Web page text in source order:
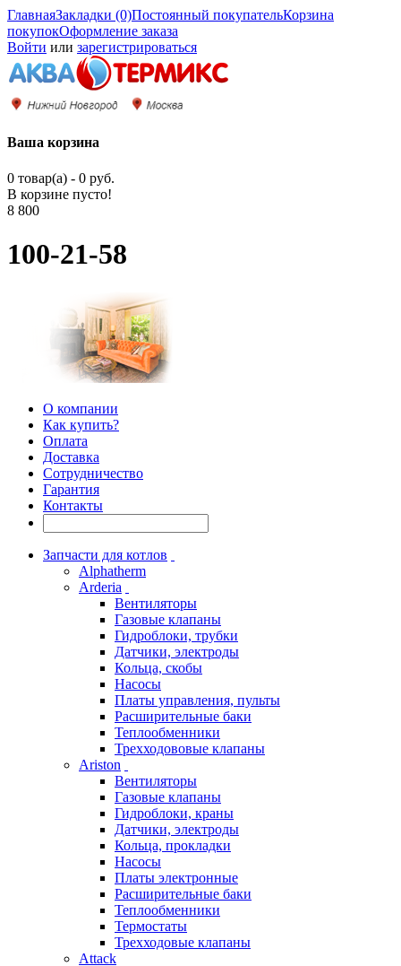
ГлавнаяЗакладки (0)Постоянный покупательКорзина
покупокОформление заказа
Войти или зарегистрироваться
Ваша корзина
0 товар(а) - 0 руб.
В корзине пусто!
8 800
100-21-58
О компании
Как купить?
Оплата
Доставка
Сотрудничество
Гарантия
Контакты
Запчасти для котлов
Alphatherm
Arderia
Вентиляторы
Газовые клапаны
Гидроблоки, трубки
Датчики, электроды
Кольца, скобы
Насосы
Платы управления, пульты
Расширительные баки
Теплообменники
Трехходововые клапаны
Ariston
Вентиляторы
Газовые клапаны
Гидроблоки, краны
Датчики, электроды
Кольца, прокладки
Насосы
Платы электронные
Расширительные баки
Теплообменники
Термостаты
Трехходовые клапаны
Attack